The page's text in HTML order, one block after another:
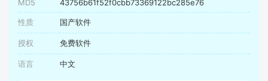
MD5 43756b61f52f0cbb73369122bc285e76
性质 国产软件
授权 免费软件
语言 中文